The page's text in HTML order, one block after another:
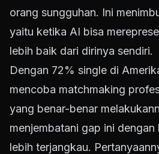
orang sungguhan. Ini
yaitu ketika AI bisa
lebih baik dari dirinya sendiri.
Dengan 72% single di
mencoba matchmaking
yang benar-benar
menjembatani gap ini dengan
lebih terjangkau.